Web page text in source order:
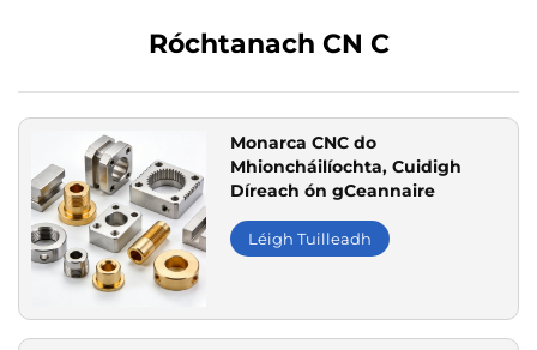
Róchtanach CN C
Monarca CNC do
Mhioncháilíochta, Cuidigh
Díreach ón gCeannaire
Léigh Tuilleadh